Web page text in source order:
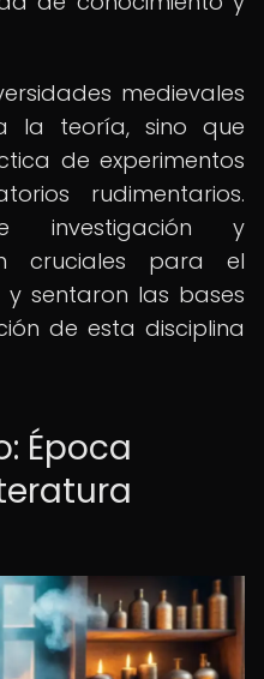
medievales
la teoría, sino que
de experimentos
rudimentarios.
investigación y
cruciales para el
sentaron las bases
de esta disciplina
Época